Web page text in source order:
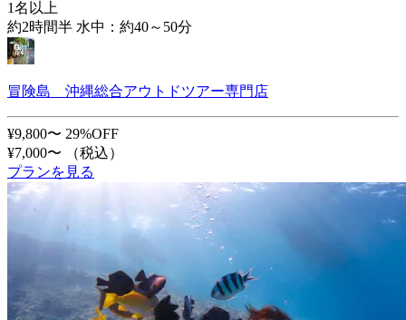
1名以上
約2時間半 水中：約40～50分
冒険島 沖縄総合アウトドツアー専門店
¥9,800〜 29%OFF
¥7,000〜
（税込）
プランを見る